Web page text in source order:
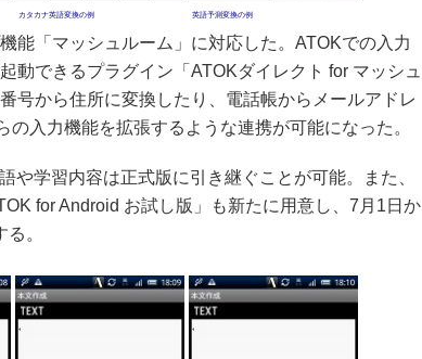
カタカナ英語変換の例 英語予測変換の例
能「マッシュルーム」に対応した。ATOKでの入力
動できるプラグイン「ATOKダイレクト for マッシュ
号から住所に変換したり、電話帳からメールアドレ
の入力機能を拡張するような連携が可能になった。
学習内容は正式版に引き継ぐことが可能。また、
for Android お試し版」も新たに用意し、7月1日か
。